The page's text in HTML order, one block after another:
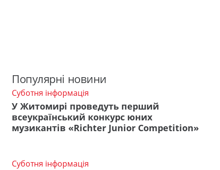
Популярні новини
Суботня інформація
У Житомирі проведуть перший
всеукраїнський конкурс юних
музикантів «Richter Junior Competition»
Суботня інформація